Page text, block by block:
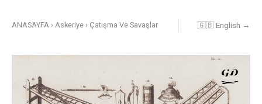
ANASAYFA › Askeriye › Çatışma Ve Savaşlar 🇬🇧 English →